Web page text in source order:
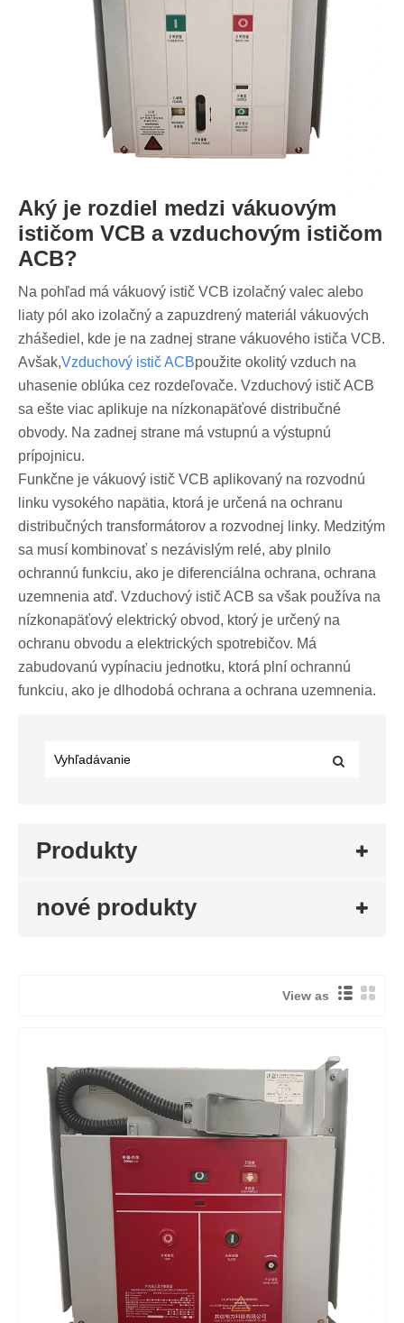
Aký je rozdiel medzi vákuovým
ističom VCB a vzduchovým ističom
ACB?
Na pohľad má vákuový istič VCB izolačný valec alebo
liaty pól ako izolačný a zapuzdrený materiál vákuových
zhášediel, kde je na zadnej strane vákuového ističa VCB.
Avšak,Vzduchový istič ACBpoužite okolitý vzduch na
uhasenie oblúka cez rozdeľovače. Vzduchový istič ACB
sa ešte viac aplikuje na nízkonapäťové distribučné
obvody. Na zadnej strane má vstupnú a výstupnú
prípojnicu.
Funkčne je vákuový istič VCB aplikovaný na rozvodnú
linku vysokého napätia, ktorá je určená na ochranu
distribučných transformátorov a rozvodnej linky. Medzitým
sa musí kombinovať s nezávislým relé, aby plnilo
ochrannú funkciu, ako je diferenciálna ochrana, ochrana
uzemnenia atď. Vzduchový istič ACB sa však používa na
nízkonapäťový elektrický obvod, ktorý je určený na
ochranu obvodu a elektrických spotrebičov. Má
zabudovanú vypínaciu jednotku, ktorá plní ochrannú
funkciu, ako je dlhodobá ochrana a ochrana uzemnenia.
Produkty
nové produkty
View as